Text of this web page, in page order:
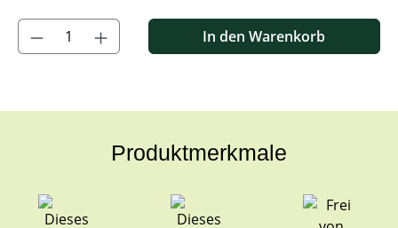
Produkt Anzahl: Gib den gewünschten Wert ein oder benutze
In den Warenkorb
Produktmerkmale